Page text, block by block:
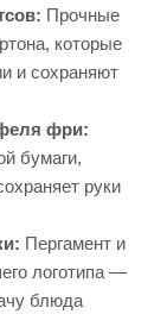
Прочные
которые
и сохраняют
фри:
бумаги,
руки
Пергамент и
логотипа —
блюда